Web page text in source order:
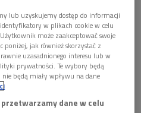
O Zygmuncie
Dwójka)
lub uzyskujemy dostęp do informacji
w plikach cookie w celu
może zaakceptować swoje
jak również skorzystać z
uzasadnionego interesu lub w
prywatności. Te wybory będą
będą miały wpływu na dane
dane w celu